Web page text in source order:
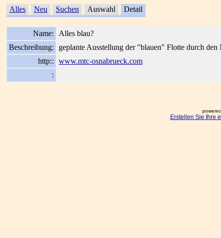
Alles Neu Suchen Auswahl Detail
Name:
Alles blau?
Beschreibung:
geplante Ausstellung der "blauen" Flotte durch
http::
www.mtc-osnabrueck.com
:
Erstellen Sie Ihre